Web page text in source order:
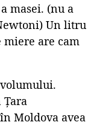
masei. (nu a
Un litru
are cam
Moldova avea